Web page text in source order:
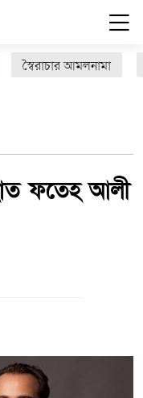
স্বৈরাচার আমলনামা
ফতেহ আলী